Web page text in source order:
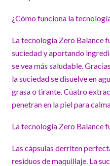
¿Cómo funciona la
La tecnología Zero Balance
suciedad y aportando
se vea más saludable.
la suciedad se disuelve en
grasa o tirante. Cuatro
penetran en la piel para
La tecnología Zero Balance
Las cápsulas derriten
residuos de maquillaje. La